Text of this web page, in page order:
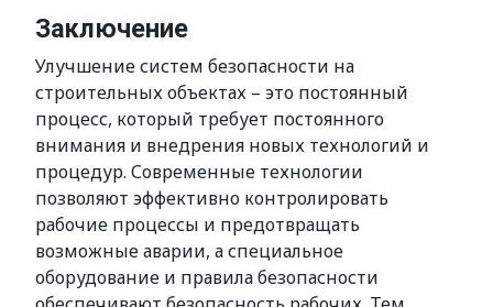
Заключение
Улучшение систем безопасности на
строительных объектах – это постоянный
процесс, который требует постоянного
внимания и внедрения новых технологий и
процедур. Современные технологии
позволяют эффективно контролировать
рабочие процессы и предотвращать
возможные аварии, а специальное
оборудование и правила безопасности